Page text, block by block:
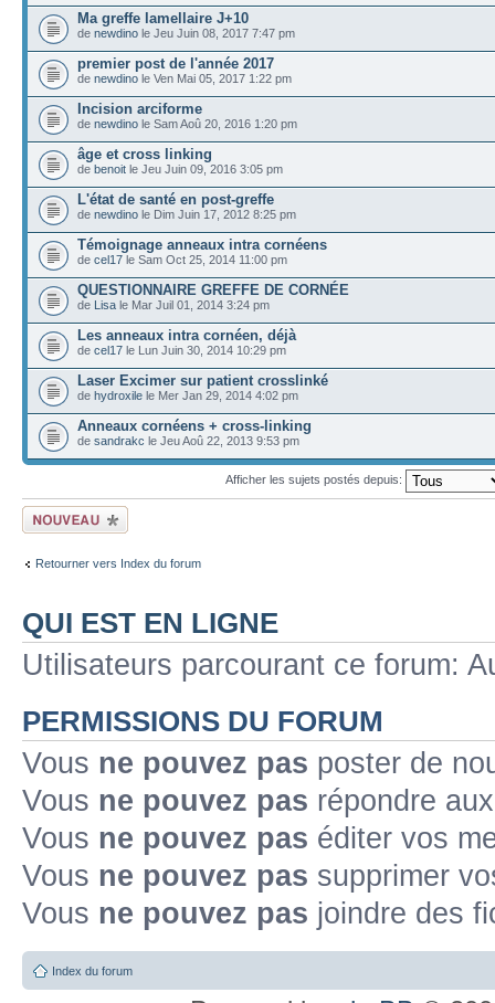
Ma greffe lamellaire J+10
de newdino le Jeu Juin 08, 2017 7:47 pm
premier post de l'année 2017
de newdino le Ven Mai 05, 2017 1:22 pm
Incision arciforme
de newdino le Sam Aoû 20, 2016 1:20 pm
âge et cross linking
de benoit le Jeu Juin 09, 2016 3:05 pm
L'état de santé en post-greffe
de newdino le Dim Juin 17, 2012 8:25 pm
Témoignage anneaux intra cornéens
de cel17 le Sam Oct 25, 2014 11:00 pm
QUESTIONNAIRE GREFFE DE CORNÉE
de Lisa le Mar Juil 01, 2014 3:24 pm
Les anneaux intra cornéen, déjà
de cel17 le Lun Juin 30, 2014 10:29 pm
Laser Excimer sur patient crosslinké
de hydroxile le Mer Jan 29, 2014 4:02 pm
Anneaux cornéens + cross-linking
de sandrakc le Jeu Aoû 22, 2013 9:53 pm
Afficher les sujets postés depuis:
Ecrire un nouveau
sujet
Retourner vers Index du forum
QUI EST EN LIGNE
Utilisateurs parcourant ce forum:
PERMISSIONS DU FORUM
Vous ne pouvez pas poster de
Vous ne pouvez pas répondre
Vous ne pouvez pas éditer vos
Vous ne pouvez pas supprimer
Vous ne pouvez pas joindre des
Index du forum